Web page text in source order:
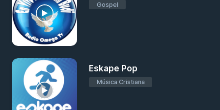
Gospel
Eskape Pop
Música Cristiana